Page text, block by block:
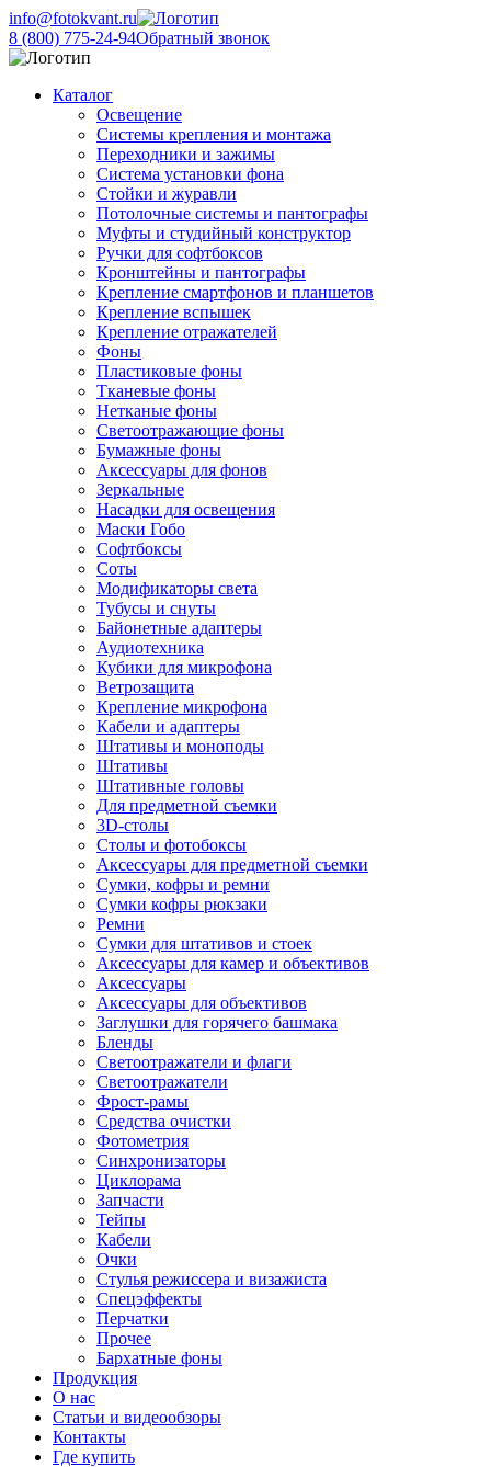
info@fotokvant.ru
8 (800) 775-24-94Обратный звонок
Каталог
Освещение
Системы крепления и монтажа
Переходники и зажимы
Система установки фона
Стойки и журавли
Потолочные системы и пантографы
Муфты и студийный конструктор
Ручки для софтбоксов
Кронштейны и пантографы
Крепление смартфонов и планшетов
Крепление вспышек
Крепление отражателей
Фоны
Пластиковые фоны
Тканевые фоны
Нетканые фоны
Светоотражающие фоны
Бумажные фоны
Аксессуары для фонов
Зеркальные
Насадки для освещения
Маски Гобо
Софтбоксы
Соты
Модификаторы света
Тубусы и снуты
Байонетные адаптеры
Аудиотехника
Кубики для микрофона
Ветрозащита
Крепление микрофона
Кабели и адаптеры
Штативы и моноподы
Штативы
Штативные головы
Для предметной съемки
3D-столы
Столы и фотобоксы
Аксессуары для предметной съемки
Сумки, кофры и ремни
Сумки кофры рюкзаки
Ремни
Сумки для штативов и стоек
Аксессуары для камер и объективов
Аксессуары
Аксессуары для объективов
Заглушки для горячего башмака
Бленды
Светоотражатели и флаги
Светоотражатели
Фрост-рамы
Средства очистки
Фотометрия
Синхронизаторы
Циклорама
Запчасти
Тейпы
Кабели
Очки
Стулья режиссера и визажиста
Спецэффекты
Перчатки
Прочее
Бархатные фоны
Продукция
О нас
Статьи и видеообзоры
Контакты
Где купить